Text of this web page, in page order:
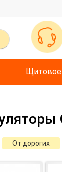
Щитовое
От дорогих